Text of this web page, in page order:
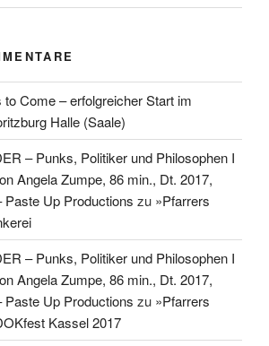
to Come – erfolgreicher Start im
Halle (Saale)
– Punks, Politiker und Philosophen I
Angela Zumpe, 86 min., Dt. 2017,
Paste Up Productions zu »Pfarrers
– Punks, Politiker und Philosophen I
Angela Zumpe, 86 min., Dt. 2017,
Paste Up Productions zu »Pfarrers
Kassel 2017